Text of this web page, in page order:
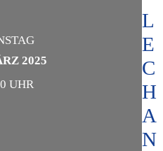
2025
UHR
L
E
C
H
A
N